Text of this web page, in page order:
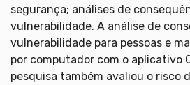
segurança; análises de
vulnerabilidade. A análise de
vulnerabilidade para pessoas e
por computador com o aplicativo
pesquisa também avaliou o risco